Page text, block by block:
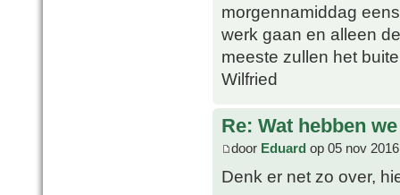
morgennamiddag
werk gaan en alleen
meeste zullen het
Wilfried
Re: Wat hebben
door Eduard op 05 nov
Denk er net zo over,